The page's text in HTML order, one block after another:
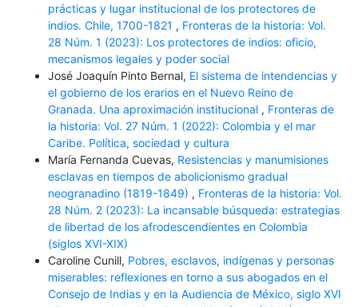
prácticas y lugar institucional de los protectores de
indios. Chile, 1700-1821 , Fronteras de la historia: Vol.
28 Núm. 1 (2023): Los protectores de indios: oficio,
mecanismos legales y poder social
José Joaquín Pinto Bernal, El sistema de intendencias y
el gobierno de los erarios en el Nuevo Reino de
Granada. Una aproximación institucional , Fronteras de
la historia: Vol. 27 Núm. 1 (2022): Colombia y el mar
Caribe. Política, sociedad y cultura
María Fernanda Cuevas, Resistencias y manumisiones
esclavas en tiempos de abolicionismo gradual
neogranadino (1819-1849) , Fronteras de la historia: Vol.
28 Núm. 2 (2023): La incansable búsqueda: estrategias
de libertad de los afrodescendientes en Colombia
(siglos XVI-XIX)
Caroline Cunill, Pobres, esclavos, indígenas y personas
miserables: reflexiones en torno a sus abogados en el
Consejo de Indias y en la Audiencia de México, siglo XVI